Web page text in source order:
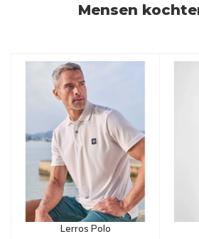
Mensen
Lerros Polo